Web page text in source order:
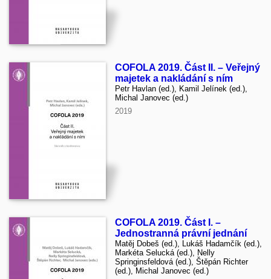
COFOLA 2019. Část II. – Veřejný
majetek a nakládání s ním
Petr Havlan (ed.), Kamil Jelínek (ed.),
Michal Janovec (ed.)
2019
COFOLA 2019. Část I. –
Jednostranná právní jednání
Matěj Dobeš (ed.), Lukáš Hadamčík (ed.),
Markéta Selucká (ed.), Nelly
Springinsfeldová (ed.), Štěpán Richter
(ed.), Michal Janovec (ed.)